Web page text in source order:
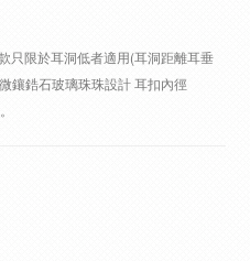
只限於耳洞低者適用(耳洞距離耳垂
鑲鋯石玻璃珠珠設計 耳扣內徑